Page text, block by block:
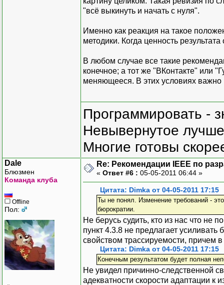
"всё выкинуть и начать с нуля".
Именно как реакция на такое
методики. Когда ценность
В любом случае все такие
конечное; а тот же "ВКонтакте" или
меняющееся. В этих условиях
Программировать -
Невывернутое
Многие готовы
Dale
Блюзмен
Команда клуба
Offline
Пол:
Re: Рекомендации IEEE по
« Ответ #6 : 05-05-2011 06:44 »
Цитата: Dimka от 04-05-2011 17:15
Ты не понял. Изменение требований -
бюрократии.
Не берусь судить, кто из нас что не
пункт 4.3.8 не предлагает
свойством трассируемости, причем
Цитата: Dimka от 04-05-2011 17:15
Конечным результатом будет полная
Не увидел причинно-следственной
адекватности скорости адаптации